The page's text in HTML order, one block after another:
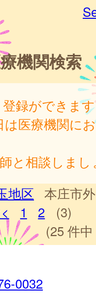
機関検索
録ができま
は医療機関に
と相談しまし
地区
本庄市外
1 2
(3)
(25 件
0032